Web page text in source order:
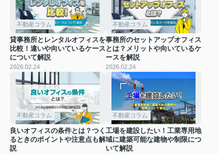
不動産コラム
貸事務所とレンタルオフィスを
比較！違いや向いているケース
について解説
2026.02.24
不動産コラム
事務所のセットアップオフィス
とは？メリットや向いているケ
ースを解説
2026.02.24
不動産コラム
良いオフィスの条件とは？つく
るときのポイントや注意点も解
説
不動産コラム
工場を建設したい！工業専用地
域に建築可能な建物や制限につ
いて解説